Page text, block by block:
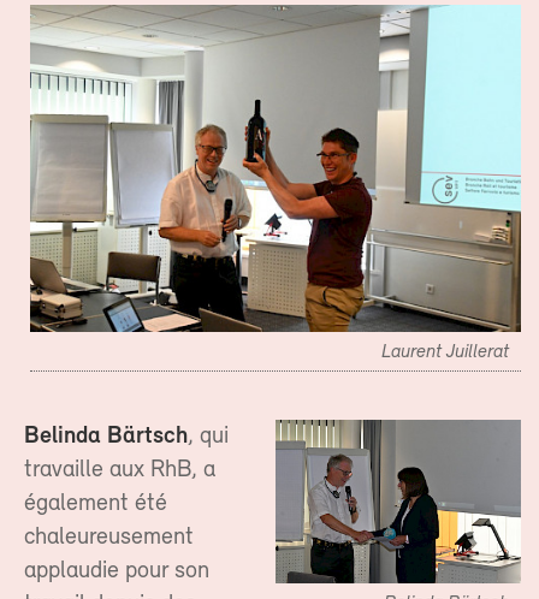
Laurent Juillerat
Belinda Bärtsch, qui
travaille aux RhB, a
également été
chaleureusement
applaudie pour son